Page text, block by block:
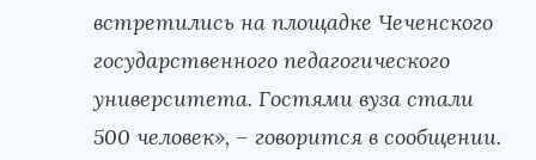
встретились на площадке Чеченского
государственного педагогического
университета. Гостями вуза стали
500 человек», – говорится в сообщении.